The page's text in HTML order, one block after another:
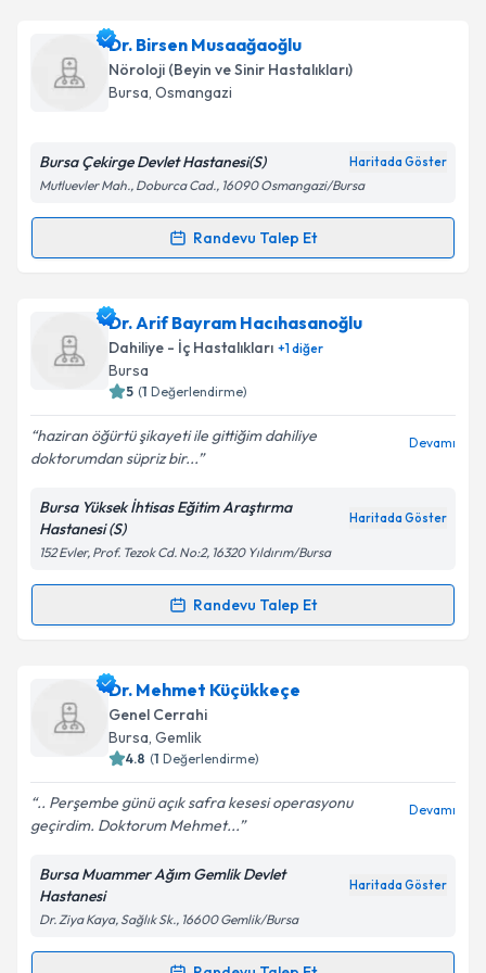
kapsamda işlenmesini kabul ediyorum.
Takvim Talebini Gönder
Doç. Dr. Osman Serhat Güneriçin randevu takvimi
talebi oluşturun. Size bu uzmandan randevu almanız
için bir takvim hazırlandığında e-posta ile
Kişisel verilerimin işlenmesine ilişkinAydınlatma
kapsamda işlenmesini kabul ediyorum.
Dr. Birsen Musaağaoğlu
Nöroloji (Beyin ve Sinir Hastalıkları)
Bursa, Osmangazi
Bursa Çekirge Devlet Hastanesi(S) Haritada Göster
Mutluevler Mah., Doburca Cad., 16090 Osmangazi/Bursa
Randevu Talep Et
Randevu Takvimi Talebi
Dr. Birsen Musaağaoğluiçin randevu takvimi talebi
oluşturun. Size bu uzmandan randevu almanız için bir
takvim hazırlandığında e-posta ile bilgilendireceğiz.
Kişisel verilerimin işlenmesine ilişkin
Aydınlatma
Metni
kapsamda işlenmesini kabul ediyorum.
Takvim Talebini Gönder
Dr. Arif Bayram Hacıhasanoğlu
Dahiliye - İç Hastalıkları +1diğer
Bursa
5 (1 Değerlendirme)
haziran öğürtü şikayeti ile gittiğim dahiliye
doktorumdan süpriz bir...
Devamı
Bursa Yüksek İhtisas Eğitim Araştırma
Hastanesi (S)
Haritada Göster
152 Evler, Prof. Tezok Cd. No:2, 16320 Yıldırım/Bursa
Randevu Talep Et
Randevu Takvimi Talebi
Dr. Arif Bayram Hacıhasanoğlu
takvimi talebi oluşturun. Size bu uzmandan randevu
almanız için bir takvim hazırlandığında e-posta ile
bilgilendireceğiz.
E-posta Adresiniz
Kişisel verilerimin işlenmesine ilişkin
Metni'ni okudum ve kişisel verilerimin belirtilen
kapsamda işlenmesini kabul ediyorum.
Dr. Mehmet Küçükkeçe
Genel Cerrahi
Bursa, Gemlik
4.8 (1 Değerlendirme)
.. Perşembe günü açık safra kesesi operasyonu
geçirdim. Doktorum Mehmet...
Devamı
Bursa Muammer Ağım Gemlik Devlet
Hastanesi
Haritada Göster
Dr. Ziya Kaya, Sağlık Sk., 16600 Gemlik/Bursa